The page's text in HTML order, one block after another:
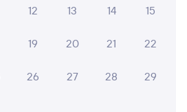
Заря
12 13 14 15
19 20 21 22
26 27 28 29